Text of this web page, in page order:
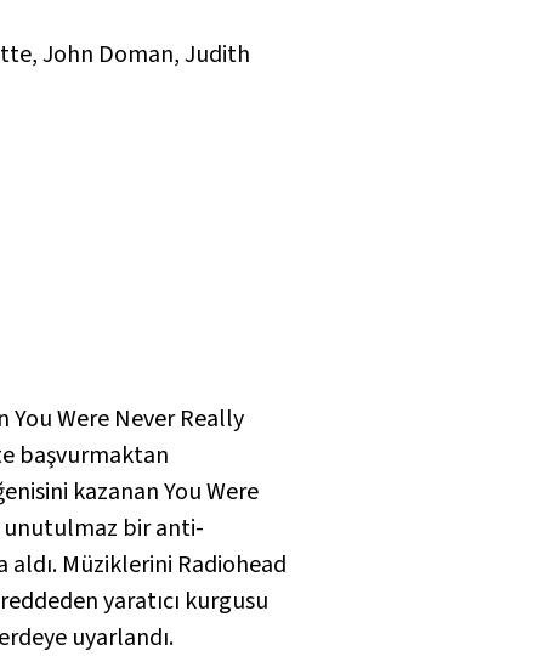
John Doman, Judith
You Were Never Really
başvurmaktan
kazananYou Were
unutulmaz bir anti-
Müziklerini Radiohead
yaratıcı kurgusu
uyarlandı.